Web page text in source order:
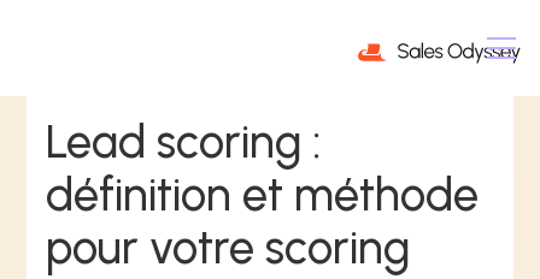
Lead scoring :
définition et méthode
pour votre scoring